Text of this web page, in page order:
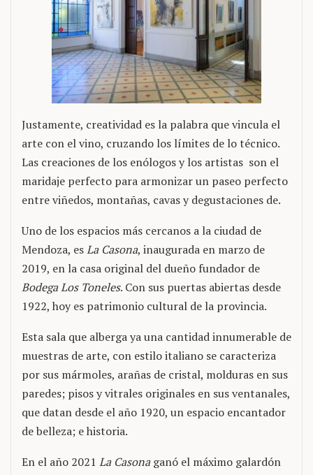
Justamente, creatividad es la palabra que vincula el
arte con el vino, cruzando los límites de lo técnico.
Las creaciones de los enólogos y los artistas son el
maridaje perfecto para armonizar un paseo perfecto
entre viñedos, montañas, cavas y degustaciones de.
Uno de los espacios más cercanos a la ciudad de
Mendoza, esLa Casona, inaugurada en marzo de
2019, en la casa original del dueño fundador de
Bodega Los Toneles. Con sus puertas abiertas desde
1922, hoy es patrimonio cultural de la provincia.
Esta sala que alberga ya una cantidad innumerable de
muestras de arte, con estilo italiano se caracteriza
por sus mármoles, arañas de cristal, molduras en sus
paredes; pisos y vitrales originales en sus ventanales,
que datan desde el año 1920, un espacio encantador
de belleza; e historia.
En el año 2021 La Casonaganó el máximo galardón